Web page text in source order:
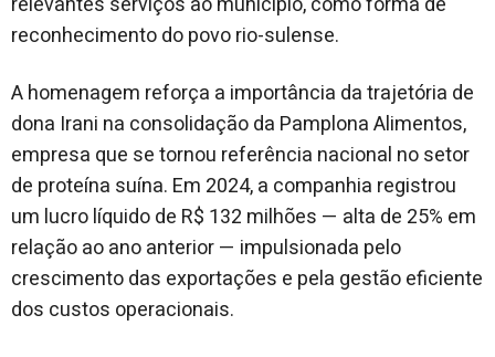
reconhecimento do povo rio-sulense.
A homenagem reforça a importância da trajetória de
dona Irani na consolidação da Pamplona Alimentos,
empresa que se tornou referência nacional no setor
de proteína suína. Em 2024, a companhia registrou
um lucro líquido de R$ 132 milhões — alta de 25% em
relação ao ano anterior — impulsionada pelo
crescimento das exportações e pela gestão eficiente
dos custos operacionais.